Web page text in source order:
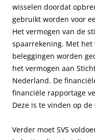
wisselen doordat
gebruikt worden voor
Het vermogen van de
spaarrekening. Met het
beleggingen worden
het vermogen aan
Nederland. De
financiële rapportage
Deze is te vinden op de
Verder moet SVS